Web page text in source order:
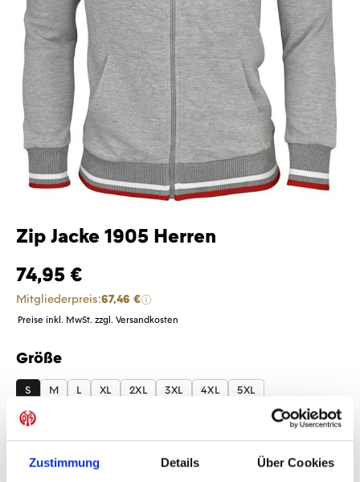
Zustimmung Details Über Cookies
Zip Jacke 1905 Herren
74,95 €
Mitgliederpreis:67,46 €
Preise inkl. MwSt. zzgl. Versandkosten
Größe
auswählen
S M L XL 2XL 3XL 4XL 5XL
Produkt Anzahl: Gib den gewünschten
Sofort verfügbar, Lieferzeit: 1-3 Tage